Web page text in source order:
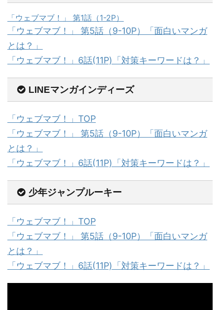
「ウェブマブ！」 第1話（1-2P）
「ウェブマブ！」 第5話（9-10P）「面白いマンガ
とは？」
「ウェブマブ！」6話(11P)「対策キーワードは？」
LINEマンガインディーズ
「ウェブマブ！」TOP
「ウェブマブ！」 第5話（9-10P）「面白いマンガ
とは？」
「ウェブマブ！」6話(11P)「対策キーワードは？」
少年ジャンプルーキー
「ウェブマブ！」TOP
「ウェブマブ！」 第5話（9-10P）「面白いマンガ
とは？」
「ウェブマブ！」6話(11P)「対策キーワードは？」